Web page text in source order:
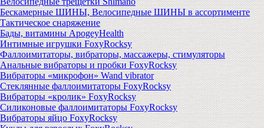
Бескамерные ШИНЫ, Велосипедные ШИНЫ в ассортименте
Тактическое снаряжение
Бады, витамины ApogeyHealth
Интимные игрушки FoxyRocksy
Фаллоимитаторы, вибраторы, массажеры, стимуляторы
Анальные вибраторы и пробки FoxyRocksy
Вибраторы «микрофон» Wand vibrator
Стеклянные фаллоимитаторы FoxyRocksy
Вибраторы «кролик» FoxyRocksy
Силиконовые фаллоимитаторы FoxyRocksy
Вибраторы яйцо FoxyRocksy